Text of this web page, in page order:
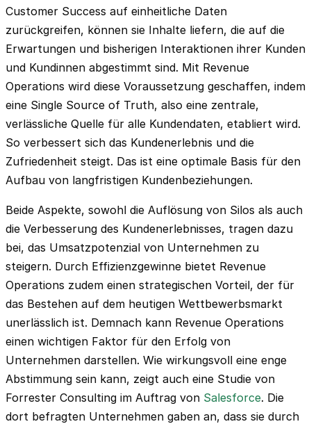
Customer Success auf einheitliche Daten
zurückgreifen, können sie Inhalte liefern, die auf die
Erwartungen und bisherigen Interaktionen ihrer Kunden
und Kundinnen abgestimmt sind. Mit Revenue
Operations wird diese Voraussetzung geschaffen, indem
eine Single Source of Truth, also eine zentrale,
verlässliche Quelle für alle Kundendaten, etabliert wird.
So verbessert sich das Kundenerlebnis und die
Zufriedenheit steigt. Das ist eine optimale Basis für den
Aufbau von langfristigen Kundenbeziehungen.
Beide Aspekte, sowohl die Auflösung von Silos als auch
die Verbesserung des Kundenerlebnisses, tragen dazu
bei, das Umsatzpotenzial von Unternehmen zu
steigern. Durch Effizienzgewinne bietet Revenue
Operations zudem einen strategischen Vorteil, der für
das Bestehen auf dem heutigen Wettbewerbsmarkt
unerlässlich ist. Demnach kann Revenue Operations
einen wichtigen Faktor für den Erfolg von
Unternehmen darstellen. Wie wirkungsvoll eine enge
Abstimmung sein kann, zeigt auch eine Studie von
Forrester Consulting im Auftrag von Salesforce. Die
dort befragten Unternehmen gaben an, dass sie durch